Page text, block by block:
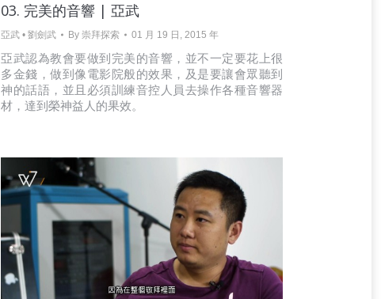
03. 完美的音響 | 亞武
亞武 • 劉劍武 By 崇拜探索 01 月 19 日, 2015 年
亞武認為教會要做到完美的音響，並不一定要花上很
多金錢，做到像電影院般的效果，及是要讓會眾聽到
神的話語，並且必須訓練音控人員去操作各種音響器
材，達到榮神益人的果效。